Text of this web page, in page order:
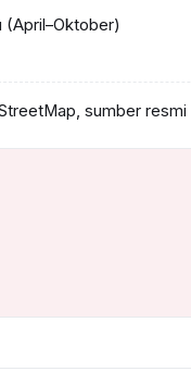
(April–Oktober)
sumber resmi